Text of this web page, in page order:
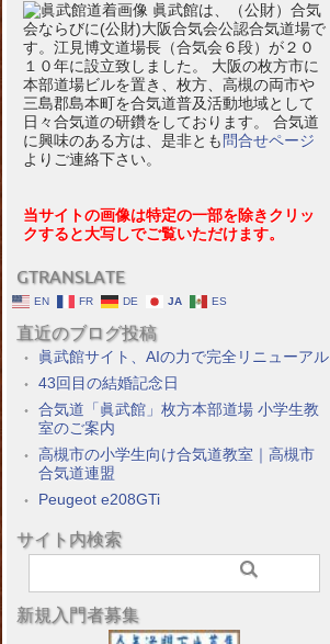
眞武館は、（公財）合気
会ならびに(公財)大阪合気会公認合気道場で
す。江見博文道場長（合気会６段）が２０
１０年に設立致しました。 大阪の枚方市に
本部道場ビルを置き、枚方、高槻の両市や
三島郡島本町を合気道普及活動地域として
日々合気道の研鑽をしております。 合気道
に興味のある方は、是非とも 問合せページ
よりご連絡下さい。
当サイトの画像は特定の一部を除きクリッ
クすると大写しでご覧いただけます。
GTRANSLATE
EN FR DE JA ES
直近のブログ投稿
眞武館サイト、AIの力で完全リニューアル
43回目の結婚記念日
合気道「眞武館」枚方本部道場 小学生教
室のご案内
高槻市の小学生向け合気道教室｜高槻市
合気道連盟
Peugeot e208GTi
サイト内検索
新規入門者募集